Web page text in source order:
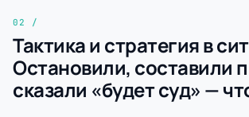
Тактика и стратегия в
Остановили, составили
сказали «будет суд» —